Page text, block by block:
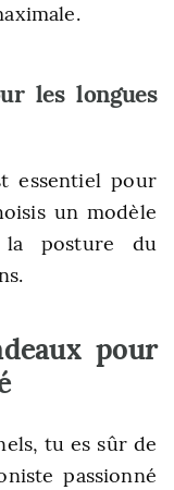
les longues
essentiel pour
un modèle
la posture du
pour
tu es sûr de
passionné